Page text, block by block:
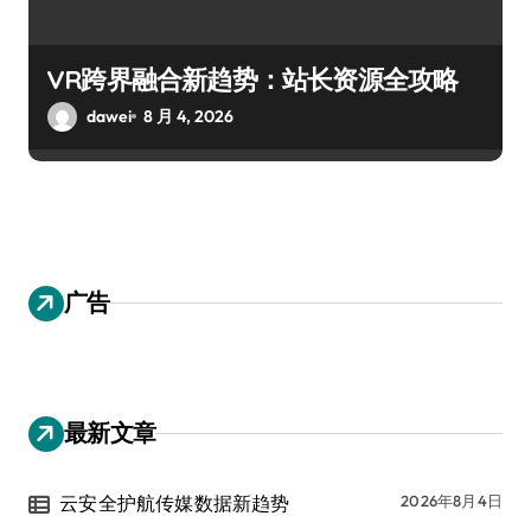
VR跨界融合新趋势：站长资源全攻略
dawei 8 月 4, 2026
广告
最新文章
云安全护航传媒数据新趋势 2026年8月4日